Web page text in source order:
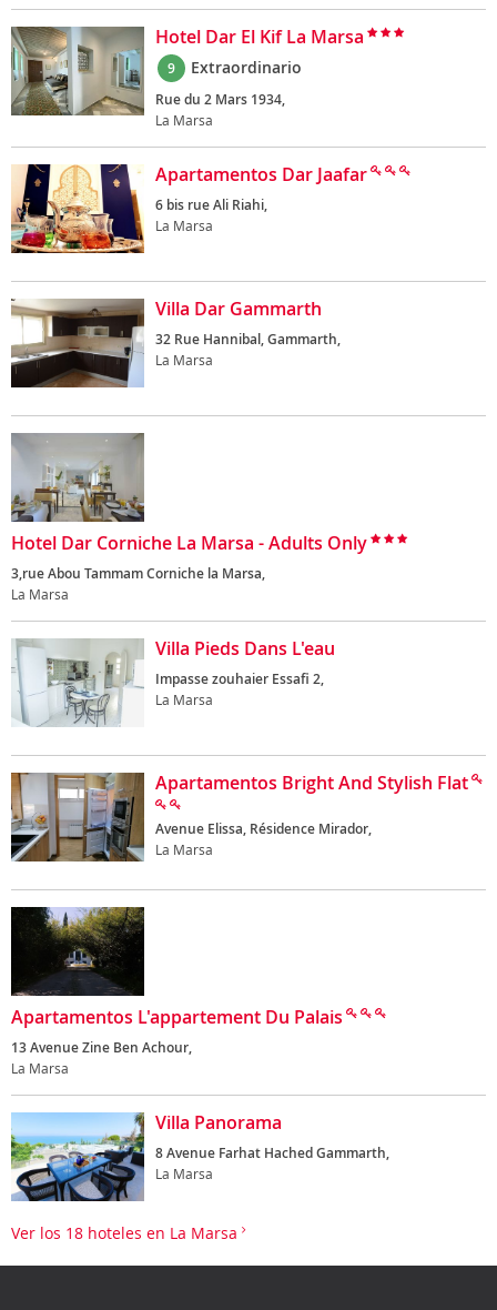
Hotel Dar El Kif La Marsa
9 Extraordinario
Rue du 2 Mars 1934,
La Marsa
Apartamentos Dar Jaafar
6 bis rue Ali Riahi,
La Marsa
Villa Dar Gammarth
32 Rue Hannibal, Gammarth,
La Marsa
Hotel Dar Corniche La Marsa - Adults Only
3,rue Abou Tammam Corniche la Marsa,
La Marsa
Villa Pieds Dans L'eau
Impasse zouhaier Essafi 2,
La Marsa
Apartamentos Bright And Stylish Flat
Avenue Elissa, Résidence Mirador,
La Marsa
Apartamentos L'appartement Du Palais
13 Avenue Zine Ben Achour,
La Marsa
Villa Panorama
8 Avenue Farhat Hached Gammarth,
La Marsa
Ver los 18 hoteles en La Marsa